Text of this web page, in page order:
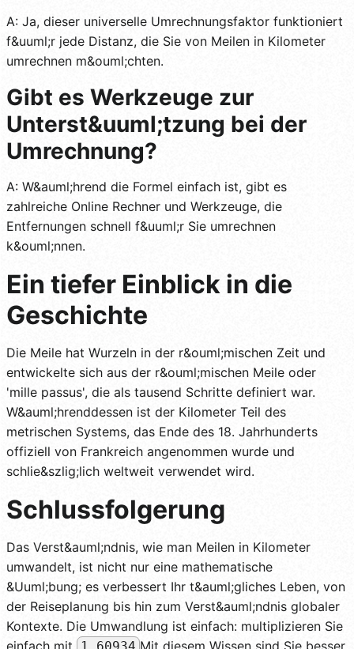
A: Ja, dieser universelle Umrechnungsfaktor funktioniert
f&uuml;r jede Distanz, die Sie von Meilen in Kilometer
umrechnen m&ouml;chten.
Gibt es Werkzeuge zur
Unterst&uuml;tzung bei der
Umrechnung?
A: W&auml;hrend die Formel einfach ist, gibt es
zahlreiche Online Rechner und Werkzeuge, die
Entfernungen schnell f&uuml;r Sie umrechnen
k&ouml;nnen.
Ein tiefer Einblick in die
Geschichte
Die Meile hat Wurzeln in der r&ouml;mischen Zeit und
entwickelte sich aus der r&ouml;mischen Meile oder
'mille passus', die als tausend Schritte definiert war.
W&auml;hrenddessen ist der Kilometer Teil des
metrischen Systems, das Ende des 18. Jahrhunderts
offiziell von Frankreich angenommen wurde und
schlie&szlig;lich weltweit verwendet wird.
Schlussfolgerung
Das Verst&auml;ndnis, wie man Meilen in Kilometer
umwandelt, ist nicht nur eine mathematische
&Uuml;bung; es verbessert Ihr t&auml;gliches Leben, von
der Reiseplanung bis hin zum Verst&auml;ndnis globaler
Kontexte. Die Umwandlung ist einfach: multiplizieren Sie
einfach mit
1.60934 Mit diesem Wissen sind Sie besser